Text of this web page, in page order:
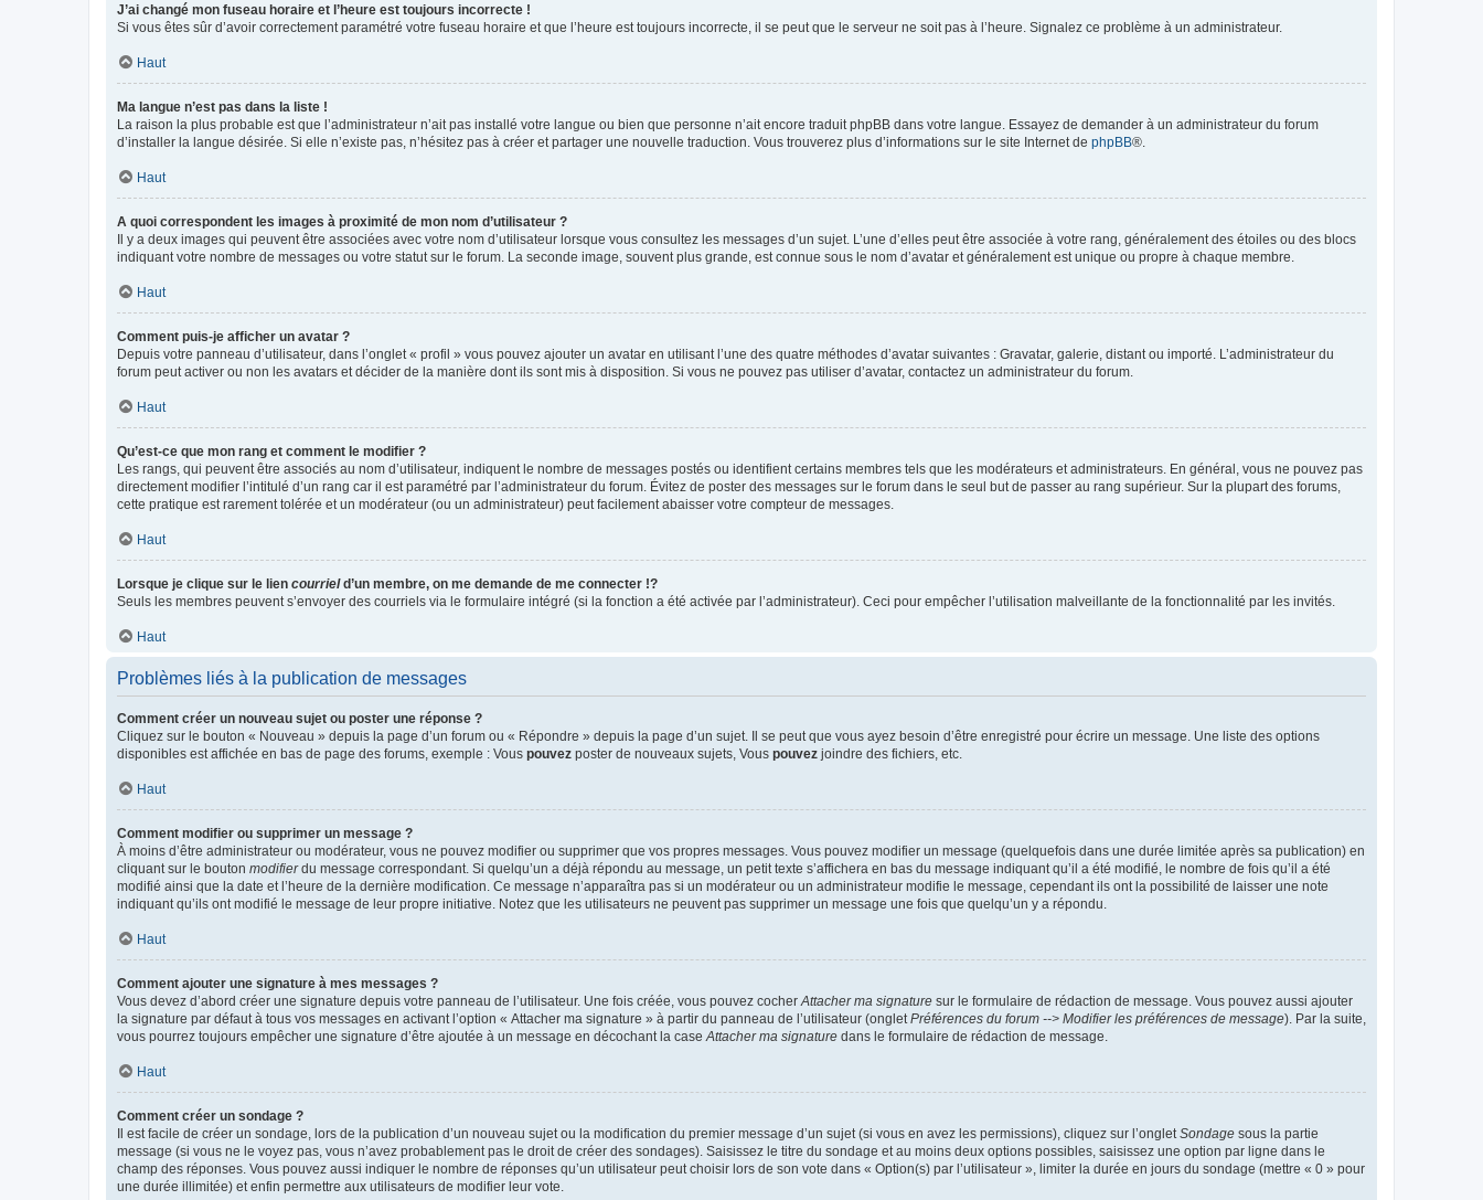
J’ai changé mon fuseau horaire et l’heure est toujours incorrecte !
Si vous êtes sûr d’avoir correctement paramétré votre fuseau horaire et que l’heure est toujours incorrecte, il se peut que le serveur ne soit pas à l’heure. Signalez ce problème à un administrateur.
Haut
Ma langue n’est pas dans la liste !
La raison la plus probable est que l’administrateur n’ait pas installé votre langue ou bien que personne n’ait encore traduit phpBB dans votre langue. Essayez de demander à un administrateur du forum
d’installer la langue désirée. Si elle n’existe pas, n’hésitez pas à créer et partager une nouvelle traduction. Vous trouverez plus d’informations sur le site Internet de phpBB®.
Haut
A quoi correspondent les images à proximité de mon nom d’utilisateur ?
Il y a deux images qui peuvent être associées avec votre nom d’utilisateur lorsque vous consultez les messages d’un sujet. L’une d’elles peut être associée à votre rang, généralement des étoiles ou des blocs
indiquant votre nombre de messages ou votre statut sur le forum. La seconde image, souvent plus grande, est connue sous le nom d’avatar et généralement est unique ou propre à chaque membre.
Haut
Comment puis-je afficher un avatar ?
Depuis votre panneau d’utilisateur, dans l’onglet « profil » vous pouvez ajouter un avatar en utilisant l’une des quatre méthodes d’avatar suivantes : Gravatar, galerie, distant ou importé. L’administrateur du
forum peut activer ou non les avatars et décider de la manière dont ils sont mis à disposition. Si vous ne pouvez pas utiliser d’avatar, contactez un administrateur du forum.
Haut
Qu’est-ce que mon rang et comment le modifier ?
Les rangs, qui peuvent être associés au nom d’utilisateur, indiquent le nombre de messages postés ou identifient certains membres tels que les modérateurs et administrateurs. En général, vous ne pouvez pas
directement modifier l’intitulé d’un rang car il est paramétré par l’administrateur du forum. Évitez de poster des messages sur le forum dans le seul but de passer au rang supérieur. Sur la plupart des forums,
cette pratique est rarement tolérée et un modérateur (ou un administrateur) peut facilement abaisser votre compteur de messages.
Haut
Lorsque je clique sur le lien courrield’un membre, on me demande de me connecter !?
Seuls les membres peuvent s’envoyer des courriels via le formulaire intégré (si la fonction a été activée par l’administrateur). Ceci pour empêcher l’utilisation malveillante de la fonctionnalité par les invités.
Haut
Problèmes liés à la publication de messages
Comment créer un nouveau sujet ou poster une réponse ?
Cliquez sur le bouton « Nouveau » depuis la page d’un forum ou « Répondre » depuis la page d’un sujet. Il se peut que vous ayez besoin d’être enregistré pour écrire un message. Une liste des options
disponibles est affichée en bas de page des forums, exemple : Vous pouvez poster de nouveaux sujets, Vous pouvez joindre des fichiers, etc.
Haut
Comment modifier ou supprimer un message ?
À moins d’être administrateur ou modérateur, vous ne pouvez modifier ou supprimer que vos propres messages. Vous pouvez modifier un message (quelquefois dans une durée limitée après sa publication) en
cliquant sur le bouton modifierdu message correspondant. Si quelqu’un a déjà répondu au message, un petit texte s’affichera en bas du message indiquant qu’il a été modifié, le nombre de fois qu’il a été
modifié ainsi que la date et l’heure de la dernière modification. Ce message n’apparaîtra pas si un modérateur ou un administrateur modifie le message, cependant ils ont la possibilité de laisser une note
indiquant qu’ils ont modifié le message de leur propre initiative. Notez que les utilisateurs ne peuvent pas supprimer un message une fois que quelqu’un y a répondu.
Haut
Comment ajouter une signature à mes messages ?
Vous devez d’abord créer une signature depuis votre panneau de l’utilisateur. Une fois créée, vous pouvez cocher Attacher ma signature sur le formulaire de rédaction de message. Vous pouvez aussi ajouter
la signature par défaut à tous vos messages en activant l’option « Attacher ma signature » à partir du panneau de l’utilisateur (onglet Préférences du forum --> Modifier les préférences de message). Par la suite,
vous pourrez toujours empêcher une signature d’être ajoutée à un message en décochant la case Attacher ma signature dans le formulaire de rédaction de message.
Haut
Comment créer un sondage ?
Il est facile de créer un sondage, lors de la publication d’un nouveau sujet ou la modification du premier message d’un sujet (si vous en avez les permissions), cliquez sur l’onglet Sondage sous la partie
message (si vous ne le voyez pas, vous n’avez probablement pas le droit de créer des sondages). Saisissez le titre du sondage et au moins deux options possibles, saisissez une option par ligne dans le
champ des réponses. Vous pouvez aussi indiquer le nombre de réponses qu’un utilisateur peut choisir lors de son vote dans « Option(s) par l’utilisateur », limiter la durée en jours du sondage (mettre « 0 » pour
une durée illimitée) et enfin permettre aux utilisateurs de modifier leur vote.